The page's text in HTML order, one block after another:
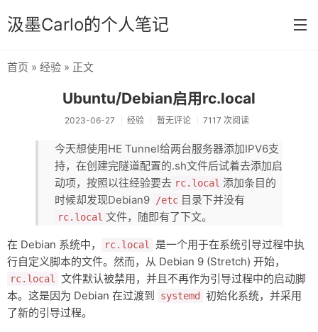
汲墨Carlo的个人笔记
感想
文章
相册
Memos
首页 » 经验 » 正文
Ubuntu/Debian启用rc.local
2023-06-27 经验 暂无评论 7117 次阅读
今天想使用HE Tun­nel给两台服务器添加IPV6支
持，在创建完隧道配置的.sh文件后试着去添加启
动项，按照以往经验要去 rc.local 添加条目的
时候却发现Debian9
/etc 目录下并没有
rc.local 文件，随即有了下文。
在 Debian 系统中， rc.local
是一个用于在系统引导过程中执
行自定义脚本的文件。然而，从 Debian 9 (Stretch) 开始，
rc.local
文件默认被禁用，并且不再作为引导过程中的启动脚
本。这是因为 Debian 在过渡到
systemd
初始化系统，并采用
了新的引导过程。